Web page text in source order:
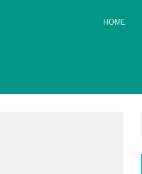
HOME